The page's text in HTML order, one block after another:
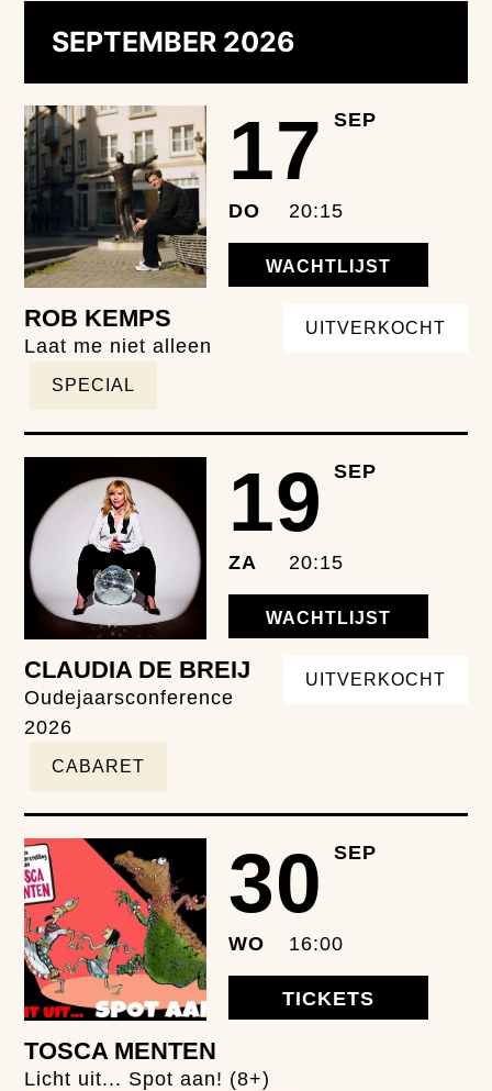
SEPTEMBER 2026
17 SEP
DO 20:15
WACHTLIJST
ROB KEMPS
Laat me niet alleen
UITVERKOCHT
SPECIAL
19 SEP
ZA 20:15
WACHTLIJST
CLAUDIA DE BREIJ
Oudejaarsconference
2026
UITVERKOCHT
CABARET
30 SEP
WO 16:00
TICKETS
TOSCA MENTEN
Licht uit... Spot aan! (8+)